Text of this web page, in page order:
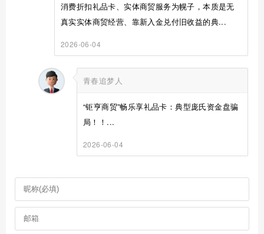
消费折扣礼品卡、实体商贸服务为幌子，本质是无
真实实体商贸经营、靠新入金兑付旧收益的典...
2026-06-04
青春追梦人
“钜亨商贸”畅乐享礼品卡：典型庞氏资金盘骗
局！！...
2026-06-04